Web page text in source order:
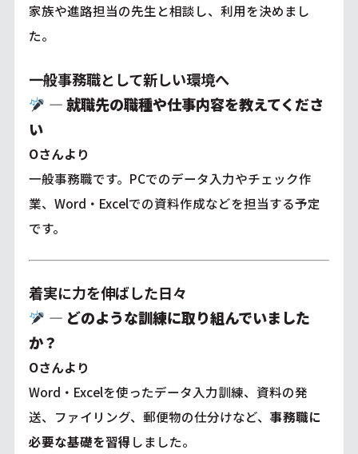
家族や進路担当の先生と相談し、利用を決めまし
た。
一般事務職として新しい環境へ
― 就職先の職種や仕事内容を教えてくださ
い
Oさんより
一般事務職です。PCでのデータ入力やチェック作
業、Word・Excelでの資料作成などを担当する予定
です。
着実に力を伸ばした日々
― どのような訓練に取り組んでいました
か？
Oさんより
Word・Excelを使ったデータ入力訓練、資料の発
送、ファイリング、郵便物の仕分けなど、 事務職に
必要な基礎を習得しました。